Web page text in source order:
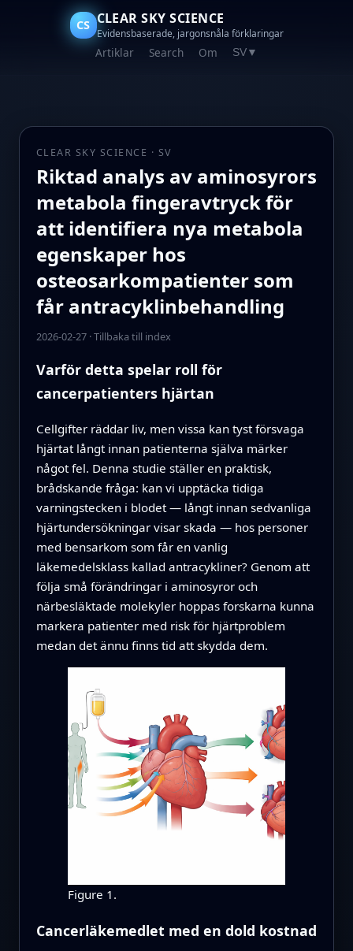
CS CLEAR SKY SCIENCE
Evidensbaserade, jargonsnåla förklaringar
Artiklar Search Om SV ▼
CLEAR SKY SCIENCE · SV
Riktad analys av aminosyrors
metabola fingeravtryck för
att identifiera nya metabola
egenskaper hos
osteosarkompatienter som
får antracyklinbehandling
2026-02-27·Tillbaka till index
Varför detta spelar roll för
cancerpatienters hjärtan
Cellgifter räddar liv, men vissa kan tyst försvaga
hjärtat långt innan patienterna själva märker
något fel. Denna studie ställer en praktisk,
brådskande fråga: kan vi upptäcka tidiga
varningstecken i blodet — långt innan sedvanliga
hjärtundersökningar visar skada — hos personer
med bensarkom som får en vanlig
läkemedelsklass kallad antracykliner? Genom att
följa små förändringar i aminosyror och
närbesläktade molekyler hoppas forskarna kunna
markera patienter med risk för hjärtproblem
medan det ännu finns tid att skydda dem.
Figure 1.
Cancerläkemedlet med en dold kostnad